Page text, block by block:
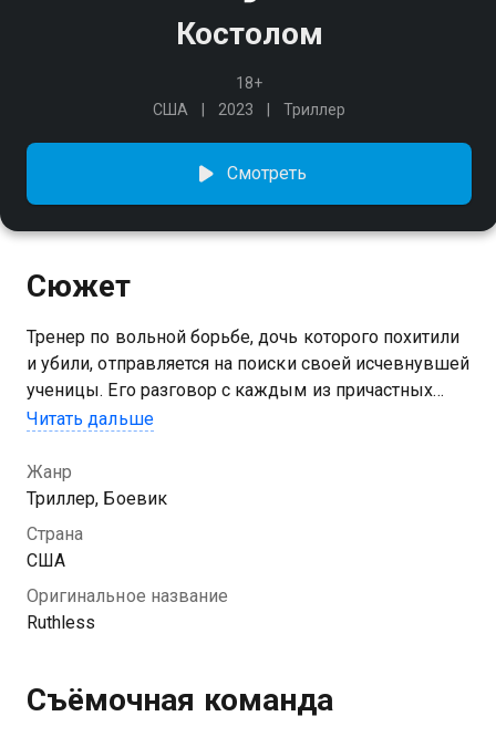
Костолом
18+
США
2023 Триллер
Смотреть
Сюжет
Тренер по вольной борьбе, дочь которого похитили
и убили, отправляется на поиски своей исчевнувшей
ученицы. Его разговор с каждым из причастных
к преступлению будет предельно коротким: либо
Читать дальше
Жанр
Триллер, Боевик
Страна
США
Оригинальное название
Ruthless
Съёмочная команда